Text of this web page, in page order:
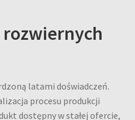
rozwiernych
latami doświadczeń.
procesu produkcji
dostępny w stałej ofercie,